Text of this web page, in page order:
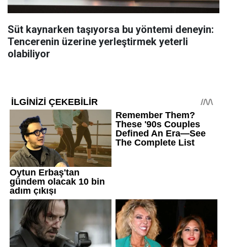
Süt kaynarken taşıyorsa bu yöntemi deneyin:
Tencerenin üzerine yerleştirmek yeterli
olabiliyor